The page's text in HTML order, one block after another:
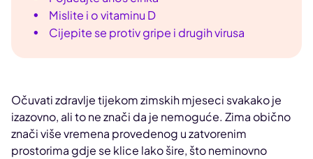
Mislite i o vitaminu D
Cijepite se protiv gripe i drugih virusa
Očuvati zdravlje tijekom zimskih mjeseci svakako je
izazovno, ali to ne znači da je nemoguće. Zima obično
znači više vremena provedenog u zatvorenim
prostorima gdje se klice lako šire, što neminovno